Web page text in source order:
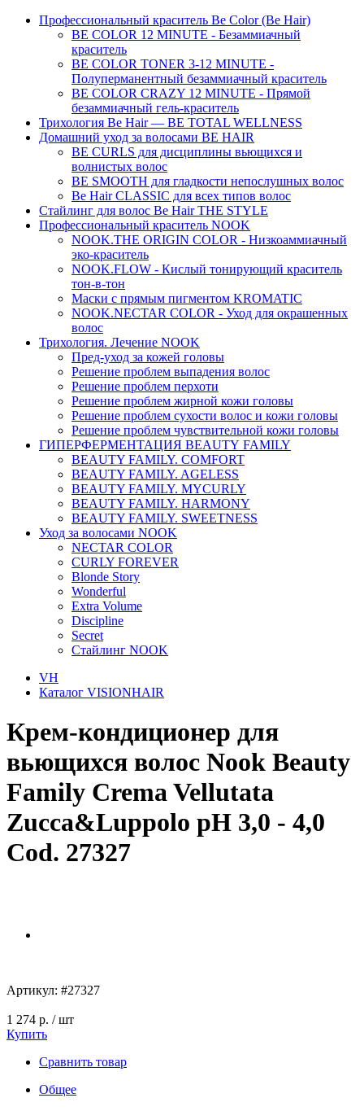
Профессиональный краситель Be Color (Be Hair)
BE COLOR 12 MINUTE - Безаммиачный
краситель
BE COLOR TONER 3-12 MINUTE -
Полуперманентный безаммиачный краситель
BE COLOR CRAZY 12 MINUTE - Прямой
безаммиачный гель-краситель
Трихология Be Hair — BE TOTAL WELLNESS
Домашний уход за волосами BE HAIR
BE CURLS для дисциплины вьющихся и
волнистых волос
BE SMOOTH для гладкости непослушных волос
Be Hair CLASSIC для всех типов волос
Стайлинг для волос Be Hair THE STYLE
Профессиональный краситель NOOK
NOOK.THE ORIGIN COLOR - Низкоаммиачный
эко-краситель
NOOK.FLOW - Кислый тонирующий краситель
тон-в-тон
Маски с прямым пигментом KROMATIC
NOOK.NECTAR COLOR - Уход для окрашенных
волос
Трихология. Лечение NOOK
Пред-уход за кожей головы
Решение проблем выпадения волос
Решение проблем перхоти
Решение проблем жирной кожи головы
Решение проблем сухости волос и кожи головы
Решение проблем чувствительной кожи головы
ГИПЕРФЕРМЕНТАЦИЯ BEAUTY FAMILY
BEAUTY FAMILY. COMFORT
BEAUTY FAMILY. AGELESS
BEAUTY FAMILY. MYCURLY
BEAUTY FAMILY. HARMONY
BEAUTY FAMILY. SWEETNESS
Уход за волосами NOOK
NECTAR COLOR
CURLY FOREVER
Blonde Story
Wonderful
Extra Volume
Discipline
Secret
Стайлинг NOOK
VH
Каталог VISIONHAIR
Крем-кондиционер для
вьющихся волос Nook Beauty
Family Crema Vellutata
Zucca&Luppolo pH 3,0 - 4,0
Cod. 27327
Артикул: #27327
1 274 р. / шт
Купить
Сравнить товар
Общее